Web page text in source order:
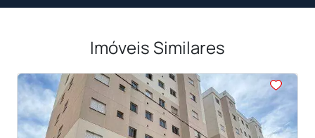
Imóveis Similares
<<<<